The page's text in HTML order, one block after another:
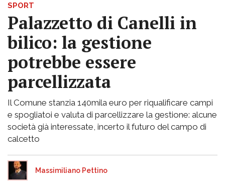
SPORT
Palazzetto di Canelli in
bilico: la gestione
potrebbe essere
parcellizzata
Il Comune stanzia 140mila euro per riqualificare campi
e spogliatoi e valuta di parcellizzare la gestione: alcune
società già interessate, incerto il futuro del campo di
calcetto
Massimiliano Pettino